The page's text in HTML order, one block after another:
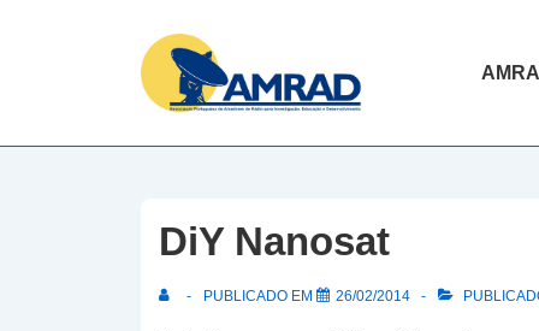
Content
DiY Nanosat
PUBLICADO EM 26/02/2014